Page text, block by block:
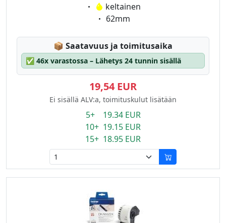
Eigenschaft:
keltainen
Eigenschaft:
62mm
📦 Lagerstatus:
Saatavuus ja toimitusaika
✅ 46x varastossa – Lähetys 24 tunnin sisällä
19,54 EUR
Ei sisällä ALV:a, toimituskulut lisätään
5+ 19.34 EUR
10+ 19.15 EUR
15+ 18.95 EUR